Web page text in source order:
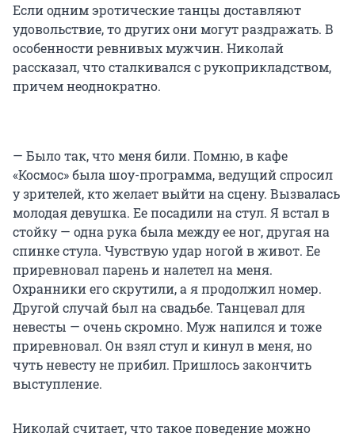
Если одним эротические танцы доставляют
удовольствие, то других они могут раздражать. В
особенности ревнивых мужчин. Николай
рассказал, что сталкивался с рукоприкладством,
причем неоднократно.
— Было так, что меня били. Помню, в кафе
«Космос» была шоу-программа, ведущий спросил
у зрителей, кто желает выйти на сцену. Вызвалась
молодая девушка. Ее посадили на стул. Я встал в
стойку — одна рука была между ее ног, другая на
спинке стула. Чувствую удар ногой в живот. Ее
приревновал парень и налетел на меня.
Охранники его скрутили, а я продолжил номер.
Другой случай был на свадьбе. Танцевал для
невесты — очень скромно. Муж напился и тоже
приревновал. Он взял стул и кинул в меня, но
чуть невесту не прибил. Пришлось закончить
выступление.
Николай считает, что такое поведение можно